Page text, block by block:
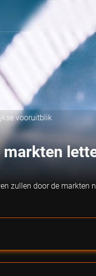
vooruitblik
markten
zullen door de